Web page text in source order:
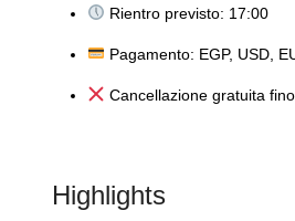
Rientro previsto: 17:00
Pagamento: EGP, USD,
Cancellazione gratuita
Highlights